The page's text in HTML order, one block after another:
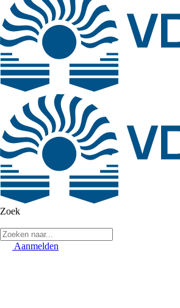
Zoek
Aanmelden